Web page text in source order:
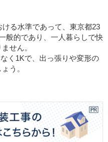
る水準であって、東京都23
般的であり、一人暮らしで快
せん。
く1Kで、出っ張りや変形の
う。